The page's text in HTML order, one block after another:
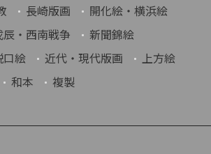
長崎版画
開化絵・横浜絵
辰・西南戦争
新聞錦絵
口絵 近代・現代版画
上方絵
和本 複製